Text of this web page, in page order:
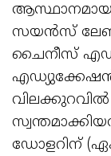
സയന്‍സ്
ചൈനീസ്
എഡ്യുക്കേഷന്‍
ഡോളറിന്